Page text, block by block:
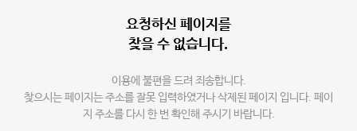
요청하신 페이지를
찾을 수 없습니다.
이용에 불편을 드려 죄송합니다.
찾으시는 페이지는 주소를 잘못 입력하였거나 삭제된 페이지 입니다. 페이
지 주소를 다시 한 번 확인해 주시기 바랍니다.